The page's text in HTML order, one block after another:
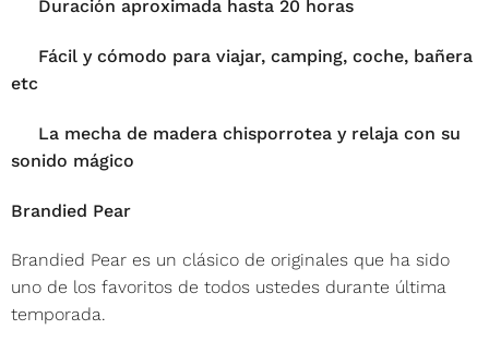
Duración aproximada hasta 20 horas
Fácil y cómodo para viajar, camping, coche, bañera
etc
La mecha de madera chisporrotea y relaja con su
sonido mágico
Brandied Pear
Brandied Pear es un clásico de originales que ha sido
uno de los favoritos de todos ustedes durante última
temporada.